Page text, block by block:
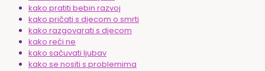
kako pratiti bebin razvoj
kako pričati s djecom o smrti
kako razgovarati s djecom
kako reći ne
kako sačuvati ljubav
kako se nositi s problemima